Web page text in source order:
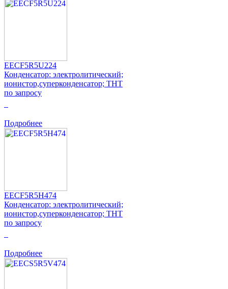
EECF5R5U224
Конденсатор: электролитический;
ионистор,суперконденсатор; THT
по запросу
Подробнее
EECF5R5H474
Конденсатор: электролитический;
ионистор,суперконденсатор; THT
по запросу
Подробнее